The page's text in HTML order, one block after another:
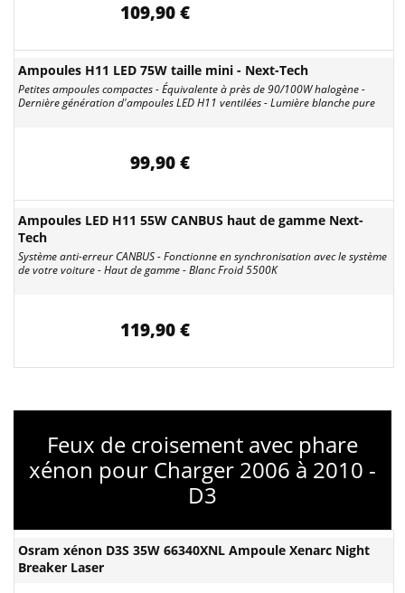
109,90 €
Ampoules H11 LED 75W taille mini - Next-Tech
Petites ampoules compactes - Équivalente à près de 90/100W halogène -
Dernière génération d'ampoules LED H11 ventilées - Lumière blanche pure
99,90 €
Ampoules LED H11 55W CANBUS haut de gamme Next-
Tech
Système anti-erreur CANBUS - Fonctionne en synchronisation avec le système
de votre voiture - Haut de gamme - Blanc Froid 5500K
119,90 €
Feux de croisement avec phare
xénon pour Charger 2006 à 2010 -
D3
Osram xénon D3S 35W 66340XNL Ampoule Xenarc Night
Breaker Laser